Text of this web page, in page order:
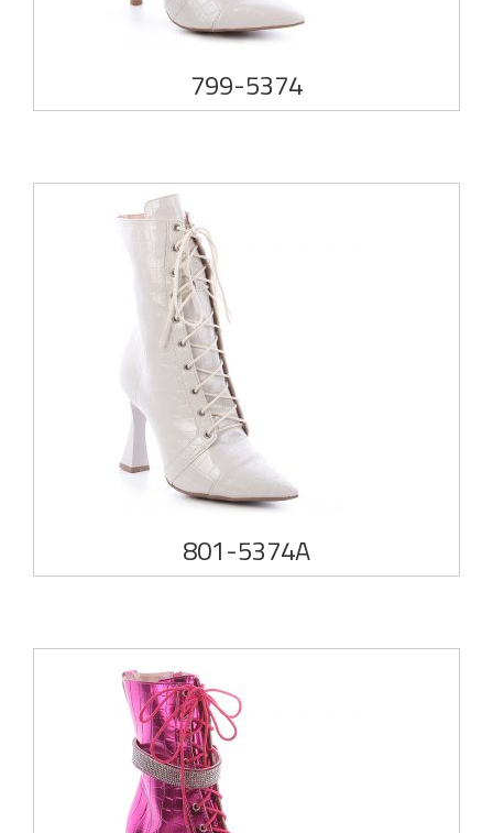
799-5374
801-5374A